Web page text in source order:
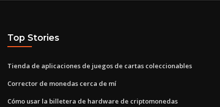
Top Stories
Tienda de aplicaciones de juegos de cartas coleccionables
Corrector de monedas cerca de mí
Cómo usar la billetera de hardware de criptomonedas